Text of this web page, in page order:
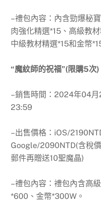
–禮包內容：內含勁爆秘
肉強化精選*15、高級教
中級教材精選*15和金幣
“魔紋師的祝福”(限購5次)
–銷售時間：2024年04月
23:59
–出售價格：iOS/
Google/2090NTD(含稅
郵件再贈送10聖魔晶)
–禮包內容：禮包內含高
*600、金幣*300W。